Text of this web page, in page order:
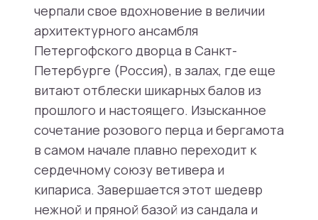
черпали свое вдохновение в величии
архитектурного ансамбля
Петергофского дворца в Санкт-
Петербурге (Россия), в залах, где еще
витают отблески шикарных балов из
прошлого и настоящего. Изысканное
сочетание розового перца и бергамота
в самом начале плавно переходит к
сердечному союзу ветивера и
кипариса. Завершается этот шедевр
нежной и пряной базой из сандала и